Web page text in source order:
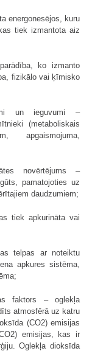
energonesējos, kuru
tiek izmantota aiz
ko izmanto
fizikālo vai ķīmisko
un ieguvumi –
(metaboliskais
apgaismojuma,
novērtējums –
pamatojoties uz
daudzumiem;
tiek apkurināta vai
telpas ar noteiktu
apkures sistēma,
faktors – oglekļa
atmosfērā uz katru
(CO2) emisijas
emisijas, kas ir
Oglekļa dioksīda